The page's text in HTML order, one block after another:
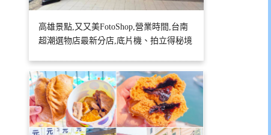
高雄景點,又又美FotoShop,營業時間,台南
超潮選物店最新分店,底片機、拍立得秘境